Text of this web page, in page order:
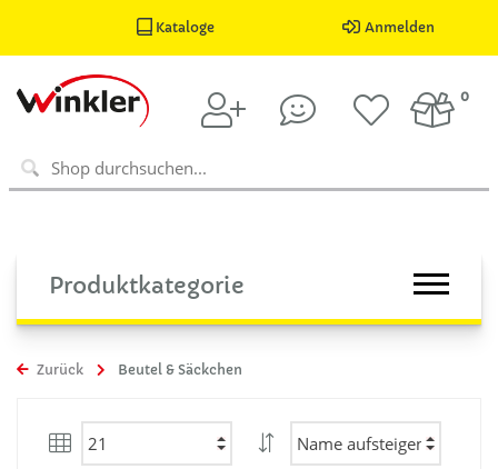
Kataloge Anmelden
0
Produktkategorie
Zurück Beutel & Säckchen